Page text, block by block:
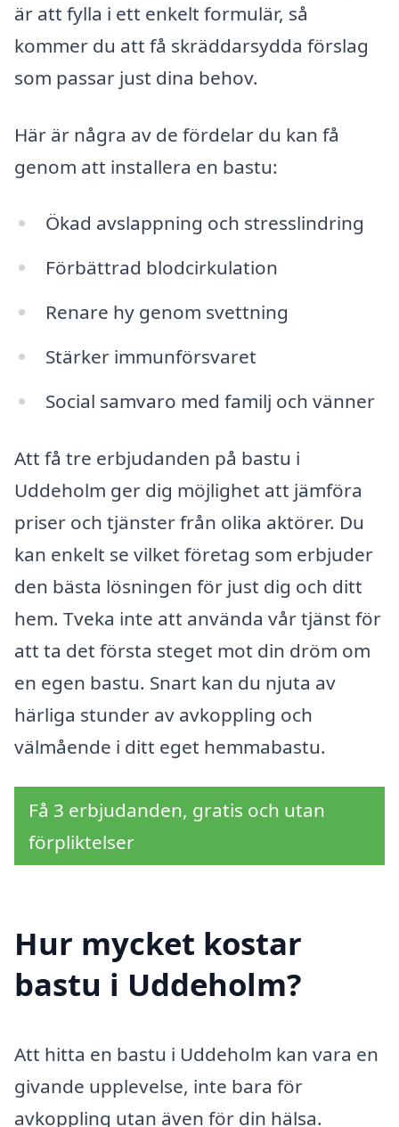
är att fylla i ett enkelt formulär, så
kommer du att få skräddarsydda förslag
som passar just dina behov.
Här är några av de fördelar du kan få
genom att installera en bastu:
Ökad avslappning och stresslindring
Förbättrad blodcirkulation
Renare hy genom svettning
Stärker immunförsvaret
Social samvaro med familj och vänner
Att få tre erbjudanden på bastu i
Uddeholm ger dig möjlighet att jämföra
priser och tjänster från olika aktörer. Du
kan enkelt se vilket företag som erbjuder
den bästa lösningen för just dig och ditt
hem. Tveka inte att använda vår tjänst för
att ta det första steget mot din dröm om
en egen bastu. Snart kan du njuta av
härliga stunder av avkoppling och
välmående i ditt eget hemmabastu.
Få 3 erbjudanden, gratis och utan
förpliktelser
Hur mycket kostar
bastu i Uddeholm?
Att hitta en bastu i Uddeholm kan vara en
givande upplevelse, inte bara för
avkoppling utan även för din hälsa.